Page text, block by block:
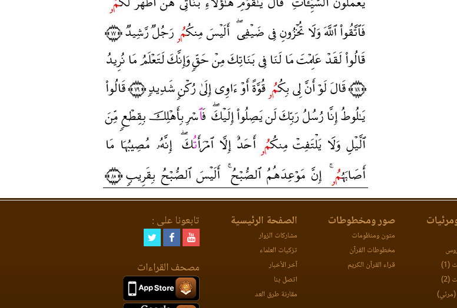
(1)
(2)
صور ومخطوطات
متون ومنظومات
مخطوطات القرآن
قراء القرآن الكريم
الصفحة الرئيسية
مشاركات الزوار
تزكيات العلماء
آخر الأخبار
اتصل بنا
مقارنة طرق العد
تابعونا على :
مصحف القراءات